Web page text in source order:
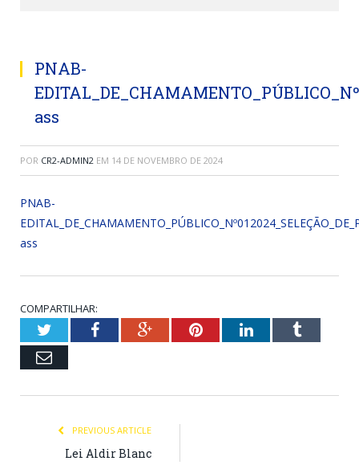
PNAB-
ass
POR CR2-ADMIN2 EM 14 DE NOVEMBRO DE 2024
PNAB-
ass
COMPARTILHAR:
TwitterFacebookGoogle+PinterestLinkedInTumblr
Email
PREVIOUS ARTICLE
Lei Aldir Blanc